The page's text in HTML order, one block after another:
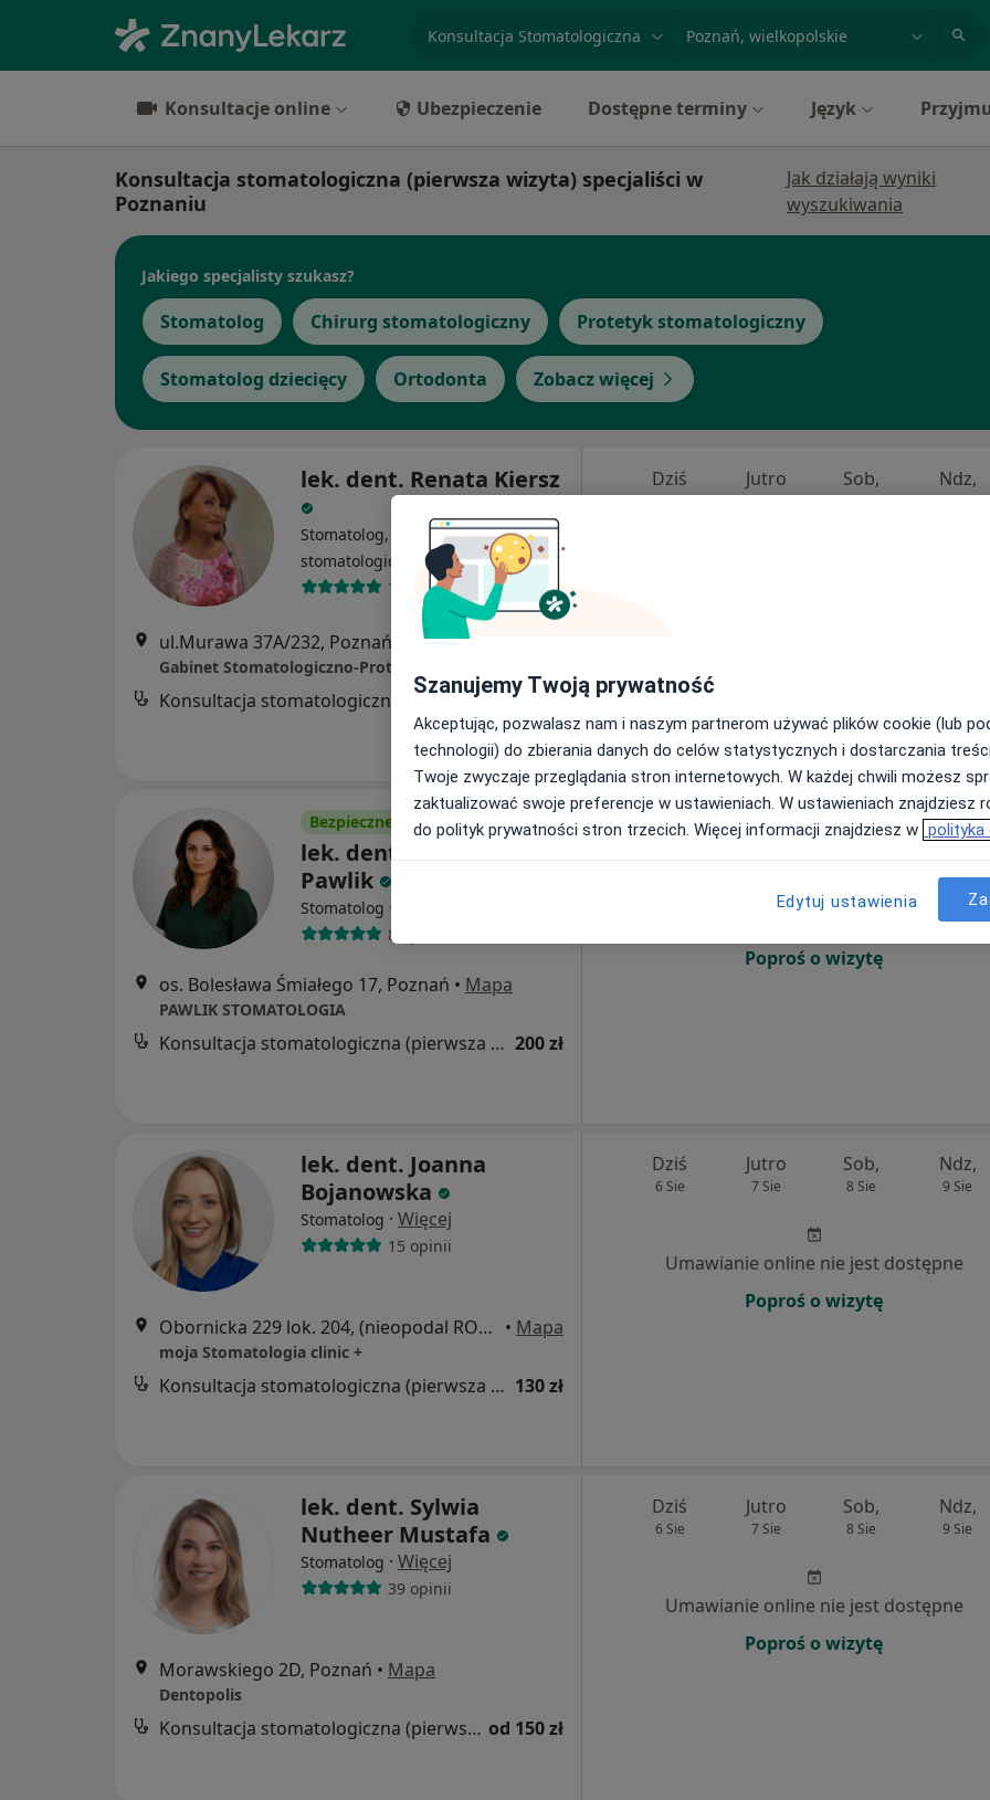
miasto lub dzielnica
Konsultacje online Ubezpieczenie Dostępne terminy Język
Konsultacja stomatologiczna (pierwsza wizyta) specjaliści w
Poznaniu
Jak działają wyniki
wyszukiwania
Jakiego specjalisty szukasz?
Stomatolog Chirurg stomatologiczny Protetyk stomatologiczny
Stomatolog dziecięcy Ortodonta Zobacz więcej
lek. dent. Renata Kiersz
Stomatolog, Protetyk
stomatologiczny
· Więcej
170 opinii
ul.Murawa 37A/232, Poznań Mapa
Gabinet Stomatologiczno-Protetyczny FIOLETDENT
Konsultacja stomatologiczna (pierwsza wizyta) 220 zł
Dziś
6 Sie
Jutro
7 Sie
Sob,
8 Sie
Ndz,
9 Sie
Bezpieczne płatności
lek. dent. Agnieszka
Pawlik
Stomatolog ·
8 opinii
os. Bolesława Śmiałego 17, Poznań • Mapa
PAWLIK STOMATOLOGIA
Konsultacja stomatologiczna (pierwsza wizyta) 200 zł
Dziś Jutro Sob,
8 Sie
Ndz,
9 Sie
Umawianie online nie jest dostępne
Poproś o wizytę
lek. dent. Joanna
Bojanowska
Stomatolog · Więcej
15 opinii
Obornicka 229 lok. 204, (nieopodal RONDA OBORNICKIEGO, naprzeciwko marketu ALDI,"Galeria Arkada"), Poznań • Mapa
moja Stomatologia clinic +
Konsultacja stomatologiczna (pierwsza wizyta) 130 zł
Dziś
6 Sie
Jutro
7 Sie
Sob,
8 Sie
Ndz,
9 Sie
Umawianie online nie jest dostępne
Poproś o wizytę
lek. dent. Sylwia
Nutheer Mustafa
Stomatolog · Więcej
39 opinii
Morawskiego 2D, Poznań • Mapa
Dentopolis
Konsultacja stomatologiczna (pierwsza wizyta) od 150 zł
Dziś
6 Sie
Jutro
7 Sie
Sob,
8 Sie
Ndz,
9 Sie
Umawianie online nie jest dostępne
Poproś o wizytę
Szanujemy Twoją prywatność
Akceptując, pozwalasz nam i naszym partnerom używać plików cookie (lub
technologii) do zbierania danych do celów statystycznych i dostarczania
Twoje zwyczaje przeglądania stron internetowych. W każdej chwili możesz
zaktualizować swoje preferencje w ustawieniach. W ustawieniach znajdziesz
do polityk prywatności stron trzecich. Więcej informacji znajdziesz w polityka
Edytuj ustawienia